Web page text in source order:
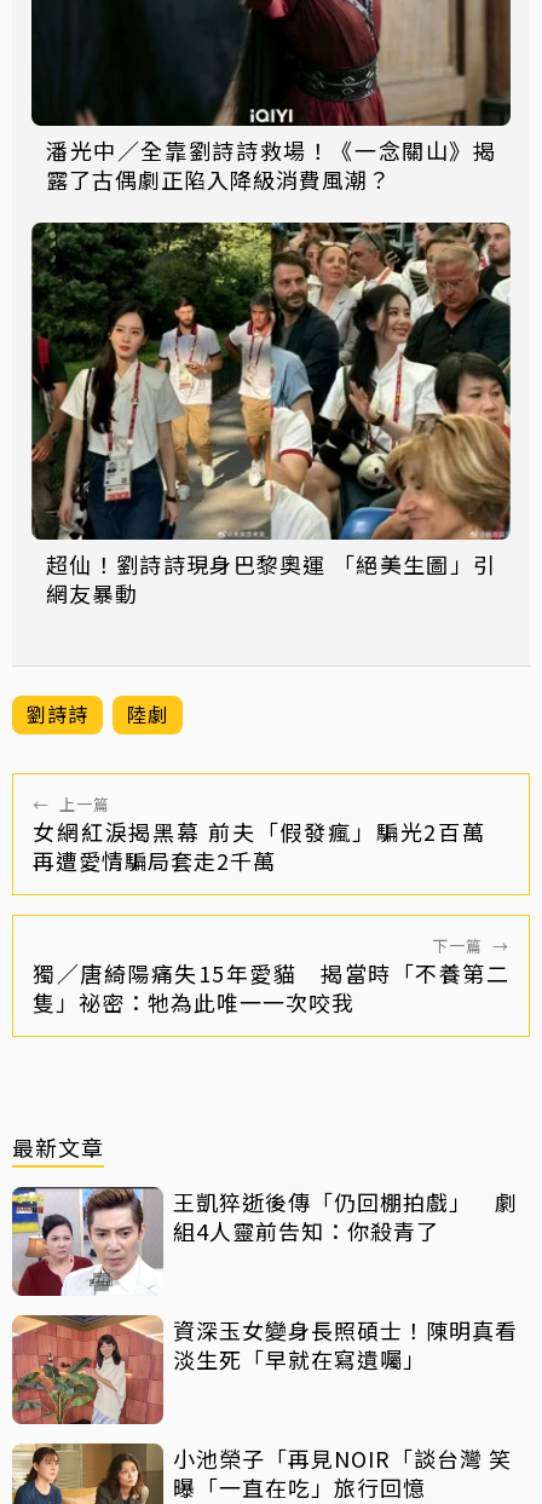
潘光中／全靠劉詩詩救場！《一念關山》揭
露了古偶劇正陷入降級消費風潮？
超仙！劉詩詩現身巴黎奧運 「絕美生圖」引
網友暴動
劉詩詩 陸劇
← 上一篇
女網紅淚揭黑幕 前夫「假發瘋」騙光2百萬
再遭愛情騙局套走2千萬
下一篇 →
獨／唐綺陽痛失15年愛貓 揭當時「不養第二
隻」祕密：牠為此唯一一次咬我
最新文章
王凱猝逝後傳「仍回棚拍戲」 劇
組4人靈前告知：你殺青了
資深玉女變身長照碩士！陳明真看
淡生死「早就在寫遺囑」
小池榮子「再見NOIR「談台灣 笑
曝「一直在吃」旅行回憶